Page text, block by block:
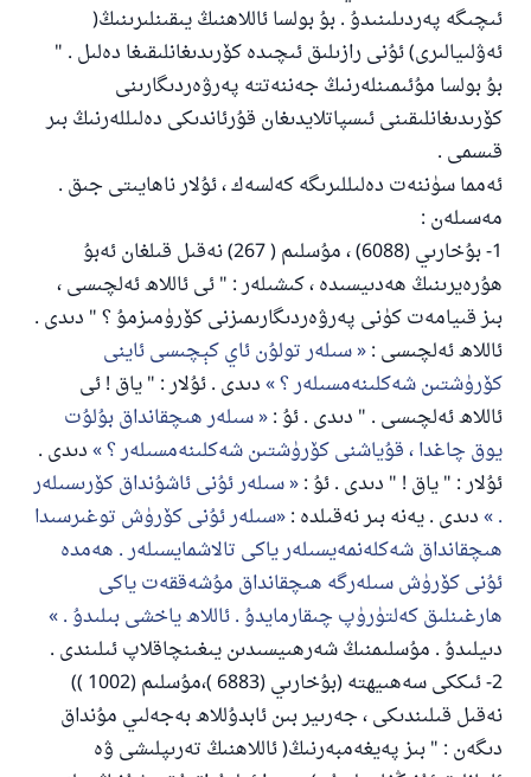
ئىچىگە پەردىلىنىدۇ . بۇ بولسا ئاللاھنىڭ يىقىنلىرىنىڭ(
ئەۋلىيالىرى) ئۇنى رازىلىق ئىچىدە كۆرىدىغانلىقىغا دەلىل . "
بۇ بولسا مۇئىمىنلەرنىڭ جەننەتتە پەرۋەردىگارىنى
كۆرىدىغانلىقىنى ئىسپاتلايدىغان قۇرئاندىكى دەلىللەرنىڭ بىر
قىسمى .
ئەمما سۈننەت دەلىللىرىگە كەلسەك ، ئۇلار ناھايىتى جىق .
مەسىلەن :
1- بۇخارىي (6088) ، مۇسلىم ( 267) نەقىل قىلغان ئەبۇ
ھۇرەيرىنىڭ ھەدىيسىدە ، كىشىلەر : " ئى ئاللاھ ئەلچىسى ،
بىز قىيامەت كۈنى پەرۋەردىگارىمىزنى كۆرۈمىزمۇ ؟ " دىدى .
ئاللاھ ئەلچىسى : سىلەر تولۇن ئاي كېچىسى ئاينى
كۆرۈشتىن شەكلىنەمسىلەر ؟ دىدى . ئۇلار : " ياق ! ئى
ئاللاھ ئەلچىسى . " دىدى . ئۇ : سىلەر ھىچقانداق بۇلۇت
يوق چاغدا ، قۇياشنى كۆرۈشتىن شەكلىنەمسىلەر ؟ دىدى .
ئۇلار : " ياق ! " دىدى . ئۇ : سىلەر ئۇنى ئاشۇنداق كۆرىسىلەر
. دىدى . يەنە بىر نەقىلدە : سىلەر ئۇنى كۆرۈش توغىرسىدا
ھىچقانداق شەكلەنمەيسىلەر ياكى تالاشمايسىلەر . ھەمدە
ئۇنى كۆرۈش سىلەرگە ھىچقانداق مۇشەققەت ياكى
ھارغىنلىق كەلتۈرۈپ چىقارمايدۇ . ئاللاھ ياخشى بىلىدۇ .
دىيلىدۇ . مۇسلىمنىڭ شەرھىيسىدىن يىغىنچاقلاپ ئىلىندى .
2- ئىككى سەھىيھتە (بۇخارىي (6883 )،مۇسلىم (1002 ))
نەقىل قىلىندىكى ، جەرىير بىن ئابدۇللاھ بەجەلىي مۇنداق
دىگەن : " بىز پەيغەمبەرنىڭ( ئاللاھنىڭ تەرىپلىشى ۋە
پەيغەمبەرئەلەيھىسسالام مۇنداق دېگەن:
ياخشىلىققا باشلارپ قويغان كىشى قىلغۇچىغا
ئوخشاش ساۋاپقا ئېرىشىدۇ
مۇسلىم رىۋايەت قىلغان (1893) ھەدىس
ئىئائە